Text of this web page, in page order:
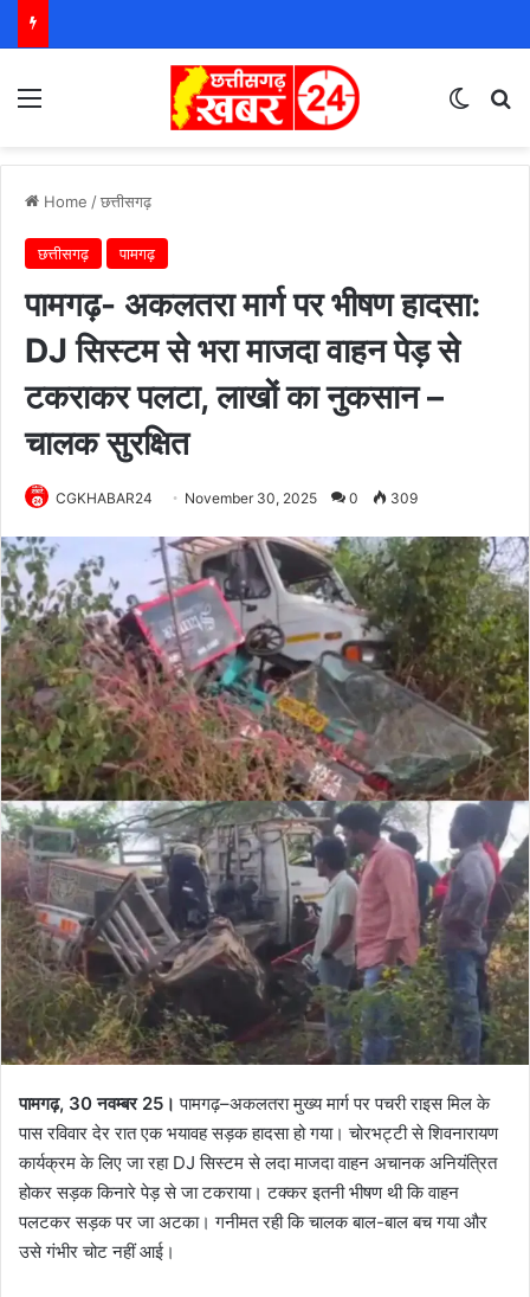
Home /छत्तीसगढ़
छत्तीसगढ़ पामगढ़
पामगढ़- अकलतरा मार्ग पर भीषण हादसा:
DJ सिस्टम से भरा माजदा वाहन पेड़ से
टकराकर पलटा, लाखों का नुकसान –
चालक सुरक्षित
CGKHABAR24 November 30, 2025 0 309
पामगढ़, 30 नवम्बर 25। पामगढ़–अकलतरा मुख्य मार्ग पर पचरी राइस मिल के
पास रविवार देर रात एक भयावह सड़क हादसा हो गया। चोरभट्टी से शिवनारायण
कार्यक्रम के लिए जा रहा DJ सिस्टम से लदा माजदा वाहन अचानक अनियंत्रित
होकर सड़क किनारे पेड़ से जा टकराया। टक्कर इतनी भीषण थी कि वाहन
पलटकर सड़क पर जा अटका। गनीमत रही कि चालक बाल-बाल बच गया और
उसे गंभीर चोट नहीं आई।